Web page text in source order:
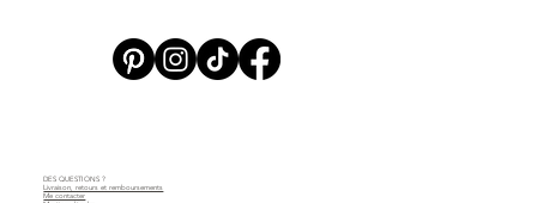
DES QUESTIONS ?
Livraison, retours et remboursements
Me contacter